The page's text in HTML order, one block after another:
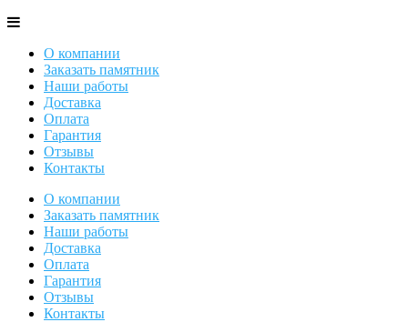
О компании
Заказать памятник
Наши работы
Доставка
Оплата
Гарантия
Отзывы
Контакты
О компании
Заказать памятник
Наши работы
Доставка
Оплата
Гарантия
Отзывы
Контакты